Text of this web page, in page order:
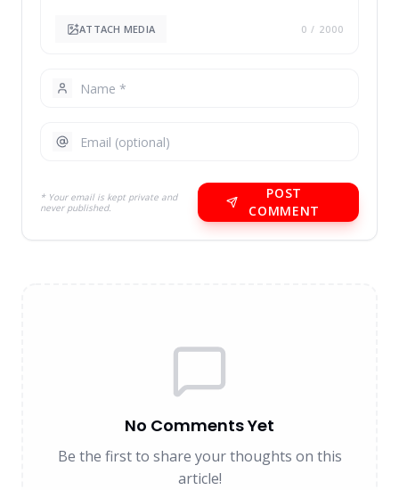
ATTACH MEDIA 0 / 2000
* Your email is kept private and
never published.
POST
COMMENT
No Comments Yet
Be the first to share your thoughts on this
article!